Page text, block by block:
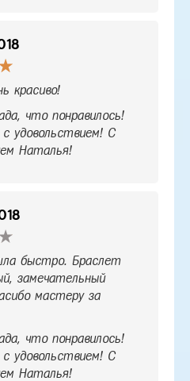
красиво!
что понравилось!
удовольствием! С
Наталья!
быстро. Браслет
замечательный
мастеру за
что понравилось!
удовольствием! С
Наталья!